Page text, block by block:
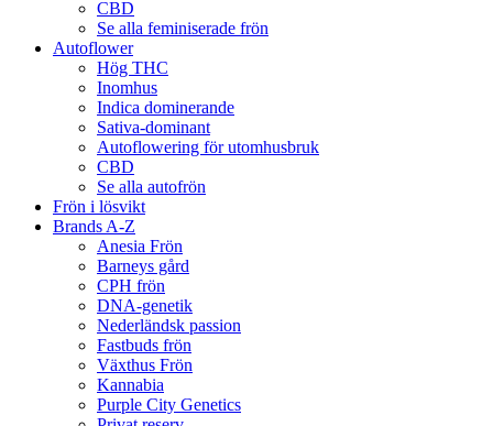
CBD
Se alla feminiserade frön
Autoflower
Hög THC
Inomhus
Indica dominerande
Sativa-dominant
Autoflowering för utomhusbruk
CBD
Se alla autofrön
Frön i lösvikt
Brands A-Z
Anesia Frön
Barneys gård
CPH frön
DNA-genetik
Nederländsk passion
Fastbuds frön
Växthus Frön
Kannabia
Purple City Genetics